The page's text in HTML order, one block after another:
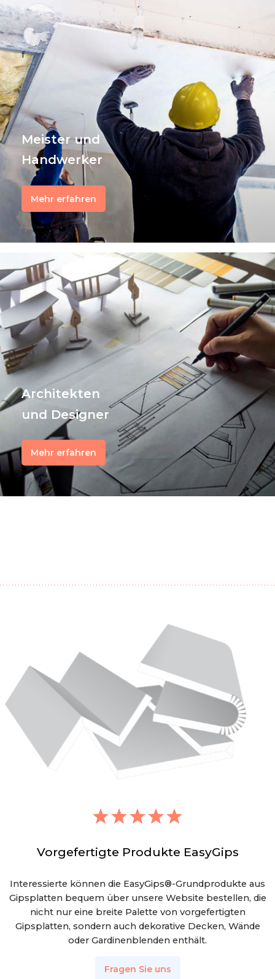
f
Meister und
Handwerker
Mehr erfahren
Architekten
und Designer
Mehr erfahren
Vorgefertigte Produkte EasyGips
Interessierte können die EasyGips®-Grundprodukte aus
Gipsplatten bequem über unsere Website bestellen, die
nicht nur eine breite Palette von vorgefertigten
Gipsplatten, sondern auch dekorative Decken, Wände
oder Gardinenblenden enthält.
Fragen Sie uns